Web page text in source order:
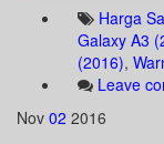
Harga
Galaxy A3
(2016),
Leave
Nov 02 2016